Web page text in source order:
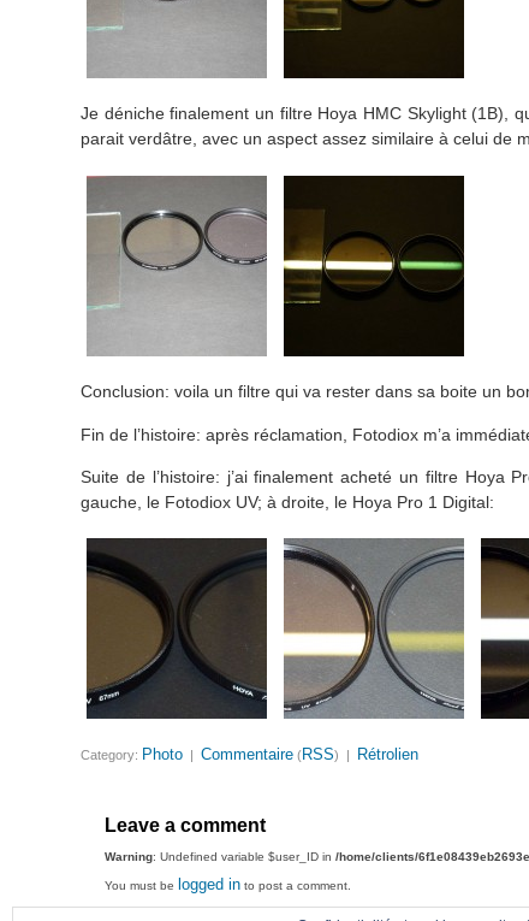
Je déniche finalement un filtre Hoya HMC Skylight (1B),
parait verdâtre, avec un aspect assez similaire à celui de
Conclusion: voila un filtre qui va rester dans sa boite un
Fin de l’histoire: après réclamation, Fotodiox m’a
Suite de l’histoire: j’ai finalement acheté un filtre Hoya
gauche, le Fotodiox UV; à droite, le Hoya Pro 1 Digital:
Category: Photo |Commentaire (RSS) | Rétrolien
Leave a comment
Warning: Undefined variable $user_ID in/home/clients/
You must be logged in to post a comment.